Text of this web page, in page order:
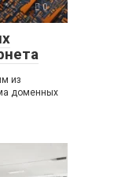
0
из
доменных